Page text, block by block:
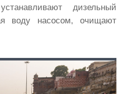
дизельный
воду насосом, очищают